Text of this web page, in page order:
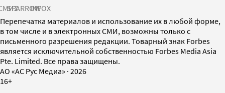
SPARROWINFOX
Перепечатка материалов и использование их в любой форме,
в том числе и в электронных СМИ, возможны только с
письменного разрешения редакции. Товарный знак Forbes
является исключительной собственностью Forbes Media Asia
Pte. Limited. Все права защищены.
AO «АС Рус Медиа» · 2026
16+